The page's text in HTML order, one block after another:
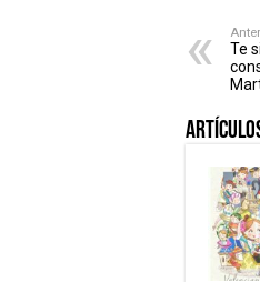
Te